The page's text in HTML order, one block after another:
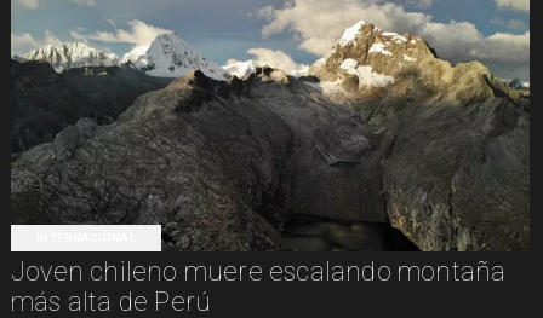
Joven chileno muere escalando montaña
más alta de Perú